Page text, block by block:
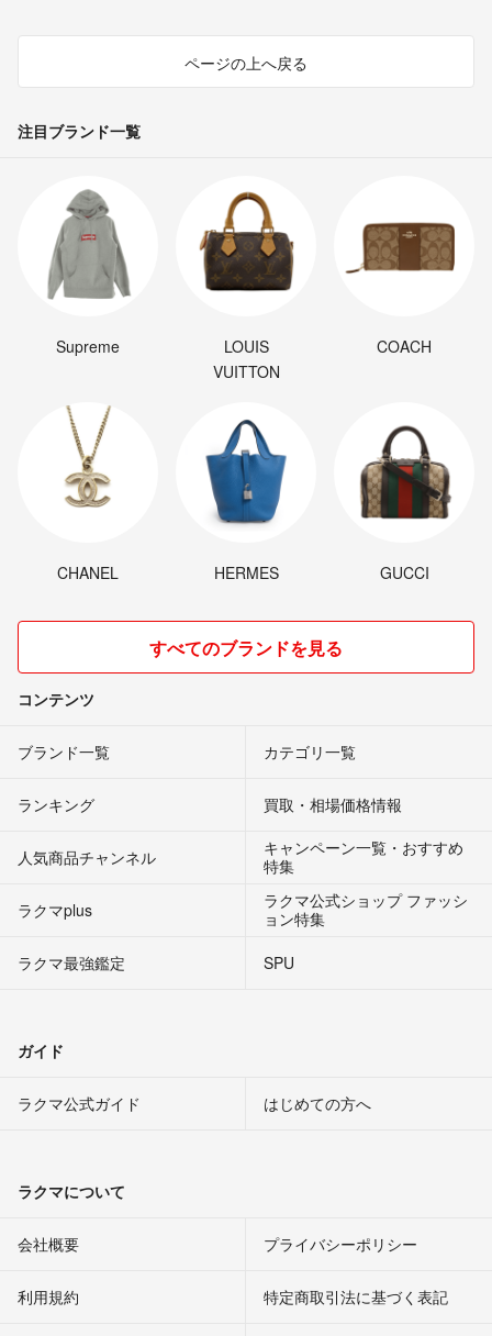
ページの上へ戻る
注目ブランド一覧
Supreme
LOUIS
VUITTON
COACH
CHANEL HERMES GUCCI
すべてのブランドを見る
コンテンツ
ブランド一覧 カテゴリ一覧
ランキング 買取・相場価格情報
人気商品チャンネル
キャンペーン一覧・おすすめ
特集
ラクマplus
ラクマ公式ショップ ファッシ
ョン特集
ラクマ最強鑑定
SPU
ガイド
ラクマ公式ガイド はじめての方へ
ラクマについて
会社概要 プライバシーポリシー
利用規約 特定商取引法に基づく表記